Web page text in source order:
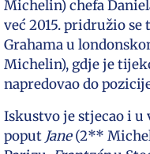
Michelin) chefa
već 2015. pridružio
Grahama u
Michelin), gdje je
napredovao do
Iskustvo je stjecao i
poput Jane(2**